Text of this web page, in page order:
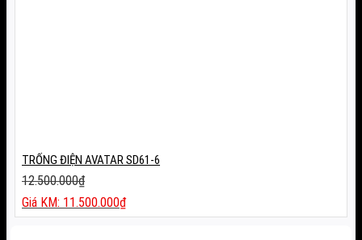
TRỐNG ĐIỆN AVATAR SD61-6
12.500.000₫
Giá
gốc
11.500.000₫
Giá